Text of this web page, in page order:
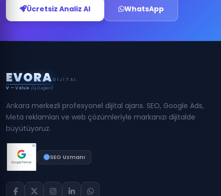
Ücretsiz Analiz Al WhatsApp
EVORA DIJITAL
V — Value (İş Değeri)
Ankara merkezli profesyonel dijital ajans. SEO, Google Ads,
Meta reklamları ve web çözümleriyle markanızı dijitalde
büyütüyoruz.
SEO Uzmanı